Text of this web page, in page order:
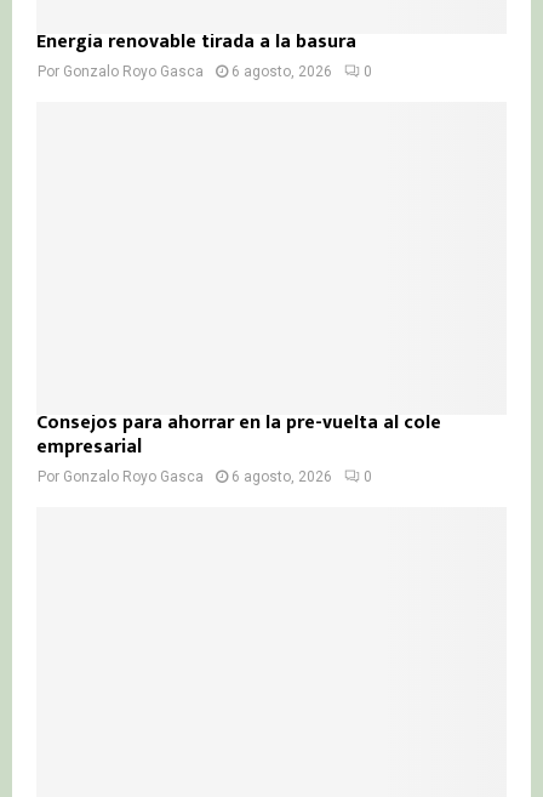
Energía renovable tirada a la basura
Por Gonzalo Royo Gasca 6 agosto, 2026 0
Consejos para ahorrar en la pre-vuelta al cole
empresarial
Por Gonzalo Royo Gasca 6 agosto, 2026 0